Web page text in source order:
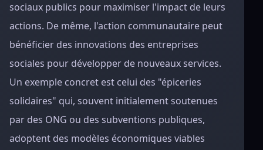
sociaux publics pour maximiser l'impact de leurs
actions. De même, l'action communautaire peut
bénéficier des innovations des entreprises
sociales pour développer de nouveaux services.
Un exemple concret est celui des "épiceries
solidaires" qui, souvent initialement soutenues
par des ONG ou des subventions publiques,
adoptent des modèles économiques viables